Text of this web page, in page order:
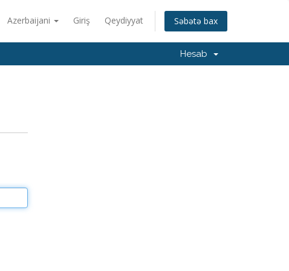
Azerbaijani Giriş Qeydiyyat Səbətə bax
Hesab